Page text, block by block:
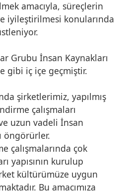
amacıyla, süreçlerin
iyileştirilmesi konularında
Grubu İnsan Kaynakları
gibi iç içe geçmiştir.
şirketlerimiz, yapılmış
çalışmaları
uzun vadeli İnsan
öngörürler.
çalışmalarında çok
yapısının kurulup
kültürümüze uygun
Bu amacımıza